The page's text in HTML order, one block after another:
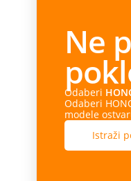
Ne
Odaberi
Odaberi
modele
Istraži